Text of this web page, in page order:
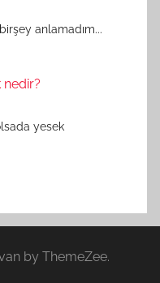
anlamadım...
nedir?
yesek
by ThemeZee.